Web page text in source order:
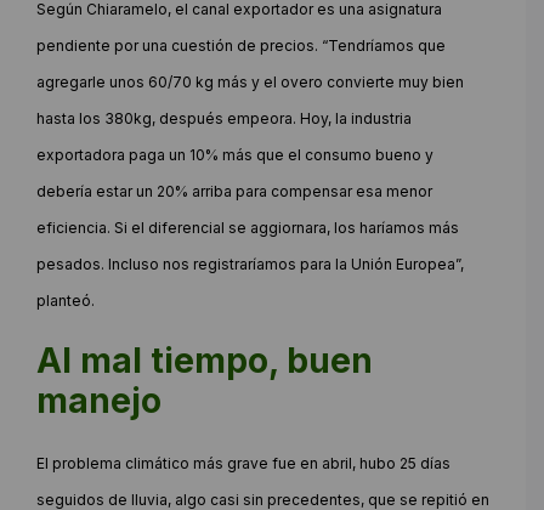
Según Chiaramelo, el canal exportador es una asignatura
pendiente por una cuestión de precios. “Tendríamos que
agregarle unos 60/70 kg más y el overo convierte muy bien
hasta los 380kg, después empeora. Hoy, la industria
exportadora paga un 10% más que el consumo bueno y
debería estar un 20% arriba para compensar esa menor
eficiencia. Si el diferencial se aggiornara, los haríamos más
pesados. Incluso nos registraríamos para la Unión Europea”,
planteó.
Al mal tiempo, buen
manejo
El problema climático más grave fue en abril, hubo 25 días
seguidos de lluvia, algo casi sin precedentes, que se repitió en